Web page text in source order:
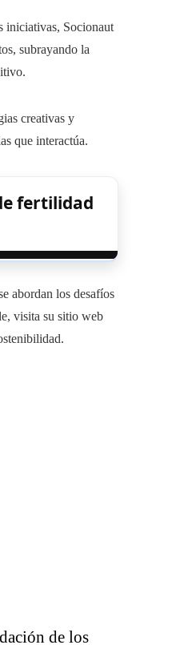
iniciativas, Socionaut
subrayando la
creativas y
que interactúa.
fertilidad
abordan los desafíos
visita su sitio web
de los